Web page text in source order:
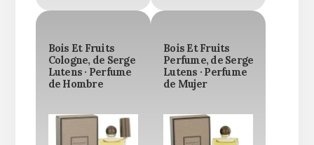
Bois Et Fruits
Cologne, de Serge
Lutens · Perfume
de Hombre
Bois Et Fruits
Perfume, de Serge
Lutens · Perfume
de Mujer